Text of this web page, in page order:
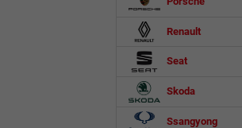
Renault
Seat
Skoda
Ssangyong